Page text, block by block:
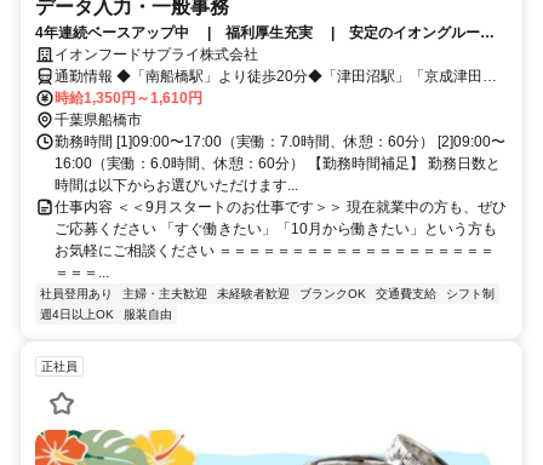
データ入力・一般事務
4年連続ベースアップ中 | 福利厚生充実 | 安定のイオングルー
プ | 髪色自由 | 社保完備 | 正社員登用あり |
イオンフードサプライ株式会社
通勤情報 ◆「南船橋駅」より徒歩20分◆「津田沼駅」「京成津田沼
駅」「新習志野駅」より無料送迎バス20分
時給1,350円～1,610円
千葉県船橋市
勤務時間 [1]09:00〜17:00（実働：7.0時間、休憩：60分） [2]09:00〜
16:00（実働：6.0時間、休憩：60分） 【勤務時間補足】 勤務日数と
時間は以下からお選びいただけます...
仕事内容 ＜＜9月スタートのお仕事です＞＞ 現在就業中の方も、ぜひ
ご応募ください 「すぐ働きたい」「10月から働きたい」という方も
お気軽にご相談ください ＝＝＝＝＝＝＝＝＝＝＝＝＝＝＝＝＝＝＝
＝＝＝...
社員登用あり 主婦・主夫歓迎 未経験者歓迎 ブランクOK 交通費支給
シフト制
週4日以上OK
服装自由
正社員